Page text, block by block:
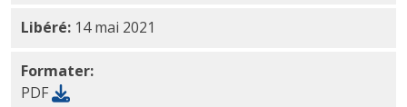
Libéré: 14 mai 2021
Formater:
PDF